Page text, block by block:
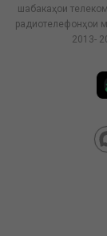
шабакаҳои
радиотелефонҳои
2013-